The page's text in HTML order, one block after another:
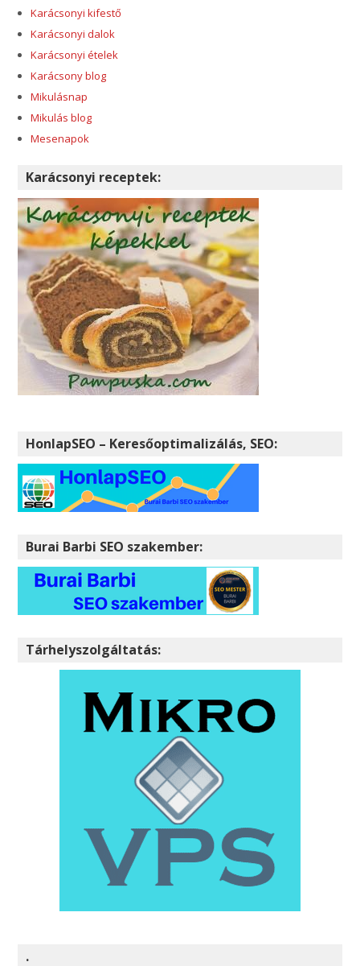
Karácsonyi kifestő
Karácsonyi dalok
Karácsonyi ételek
Karácsony blog
Mikulásnap
Mikulás blog
Mesenapok
Karácsonyi receptek:
HonlapSEO – Keresőoptimalizálás, SEO:
Burai Barbi SEO szakember:
Tárhelyszolgáltatás:
.